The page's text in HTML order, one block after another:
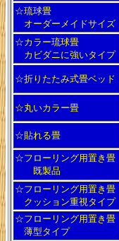
☆琉球畳
オーダーメイドサイズ
☆カラー琉球畳
カビダニに強いタイプ
☆折りたたみ式畳ベッド
☆丸いカラー畳
☆貼れる畳
☆フローリング用置き畳
既製品
☆フローリング用置き畳
クッション重視タイプ
☆フローリング用置き畳
薄型タイプ